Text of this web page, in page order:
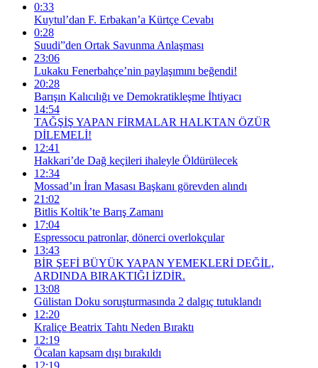
0:33
Kuytul’dan F. Erbakan’a Kürtçe Cevabı
0:28
Suudi”den Ortak Savunma Anlaşması
23:06
Lukaku Fenerbahçe’nin paylaşımını beğendi!
20:28
Barışın Kalıcılığı ve Demokratikleşme İhtiyacı
14:54
TAĞŞİŞ YAPAN FİRMALAR HALKTAN ÖZÜR
DİLEMELİ!
12:41
Hakkari’de Dağ keçileri ihaleyle Öldürülecek
12:34
Mossad’ın İran Masası Başkanı görevden alındı
21:02
Bitlis Koltik’te Barış Zamanı
17:04
Espressocu patronlar, dönerci overlokçular
13:43
BİR ŞEFİ BÜYÜK YAPAN YEMEKLERİ DEĞİL,
ARDINDA BIRAKTIĞI İZDİR.
13:08
Gülistan Doku soruşturmasında 2 dalgıç tutuklandı
12:20
Kraliçe Beatrix Tahtı Neden Bıraktı
12:19
Öcalan kapsam dışı bırakıldı
12:19